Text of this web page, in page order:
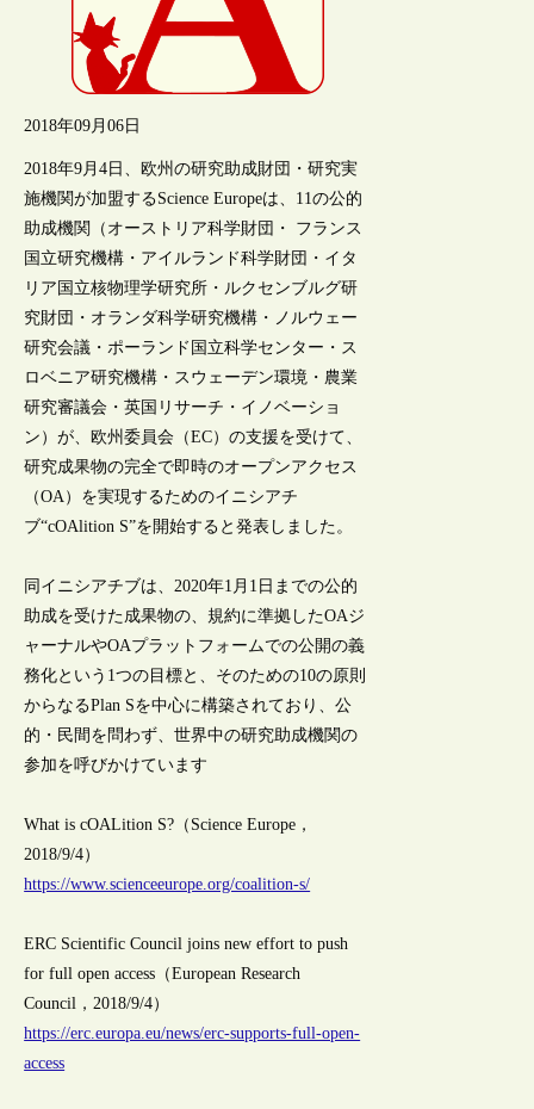
2018年09月06日
2018年9月4日、欧州の研究助成財団・研究実
施機関が加盟するScience Europeは、11の公的
助成機関（オーストリア科学財団・ フランス
国立研究機構・アイルランド科学財団・イタ
リア国立核物理学研究所・ルクセンブルグ研
究財団・オランダ科学研究機構・ノルウェー
研究会議・ポーランド国立科学センター・ス
ロベニア研究機構・スウェーデン環境・農業
研究審議会・英国リサーチ・イノベーショ
ン）が、欧州委員会（EC）の支援を受けて、
研究成果物の完全で即時のオープンアクセス
（OA）を実現するためのイニシアチ
ブ“cOAlition S”を開始すると発表しました。
同イニシアチブは、2020年1月1日までの公的
助成を受けた成果物の、規約に準拠したOAジ
ャーナルやOAプラットフォームでの公開の義
務化という1つの目標と、そのための10の原則
からなるPlan Sを中心に構築されており、公
的・民間を問わず、世界中の研究助成機関の
参加を呼びかけています
What is cOALition S?（Science Europe，
2018/9/4）
https://www.scienceeurope.org/coalition-s/
ERC Scientific Council joins new effort to push
for full open access（European Research
Council，2018/9/4）
https://erc.europa.eu/news/erc-supports-full-open-
access